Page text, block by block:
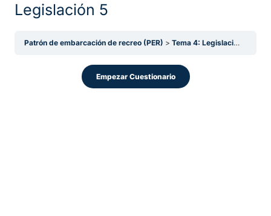
Legislación 5
Patrón de embarcación de recreo (PER) Tema 4: Legislación